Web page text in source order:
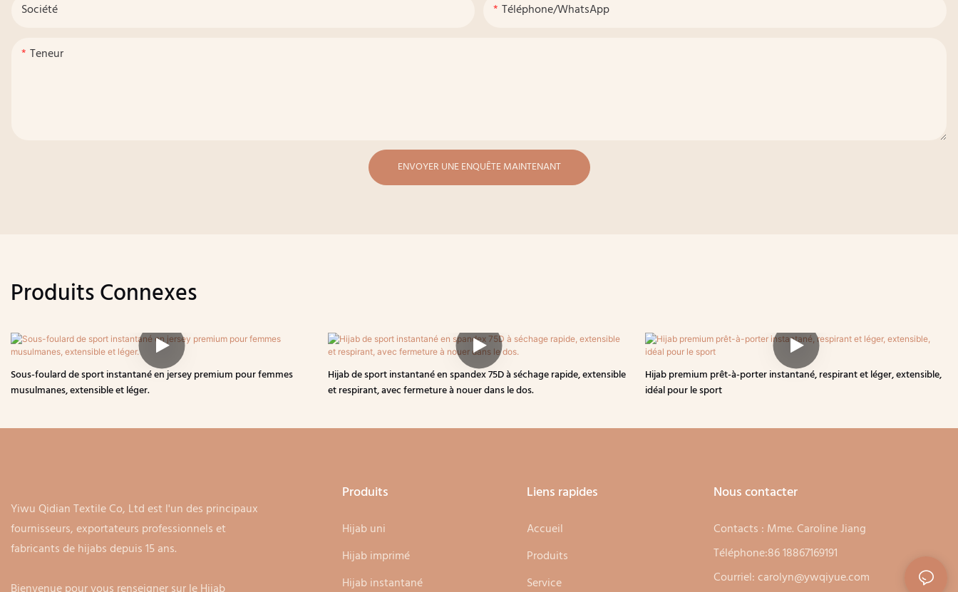
Société Téléphone/WhatsApp
Teneur
ENVOYER UNE ENQUÊTE MAINTENANT
Produits Connexes
Sous-foulard de sport instantané en jersey premium pour femmes
musulmanes, extensible et léger.
Hijab de sport instantané en spandex 75D à séchage rapide, extensible
et respirant, avec fermeture à nouer dans le dos.
Hijab premium prêt-à-porter instantané, respirant et léger, extensible,
idéal pour le sport
Yiwu Qidian Textile Co, Ltd est l'un des principaux
fournisseurs, exportateurs professionnels et
fabricants de hijabs depuis 15 ans.
Produits
Hijab uni
Hijab imprimé
Hijab instantané
Liens rapides
Accueil
Produits
Service
Nous contacter
Contacts : Mme. Caroline Jiang
Téléphone:86 18867169191
Courriel:carolyn@ywqiyue.com